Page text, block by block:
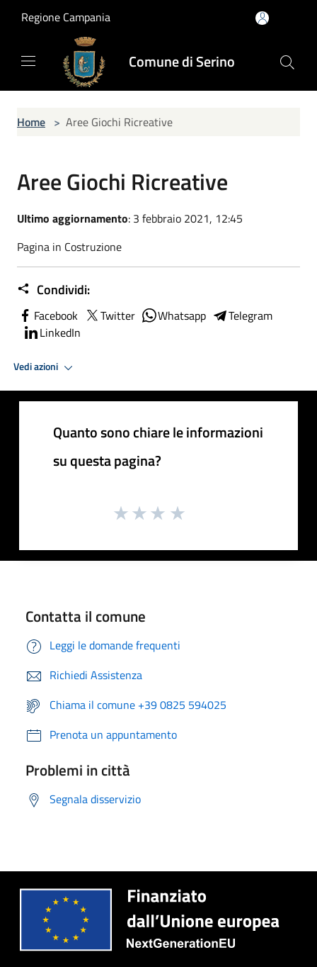
Regione Campania
Comune di Serino
Home > Aree Giochi Ricreative
Aree Giochi Ricreative
Ultimo aggiornamento: 3 febbraio 2021, 12:45
Pagina in Costruzione
Condividi:
Facebook Twitter Whatsapp
Telegram
LinkedIn
Vedi azioni
Quanto sono chiare le informazioni
su questa pagina?
Contatta il comune
Leggi le domande frequenti
Richiedi Assistenza
Chiama il comune +39 0825 594025
Prenota un appuntamento
Problemi in città
Segnala disservizio